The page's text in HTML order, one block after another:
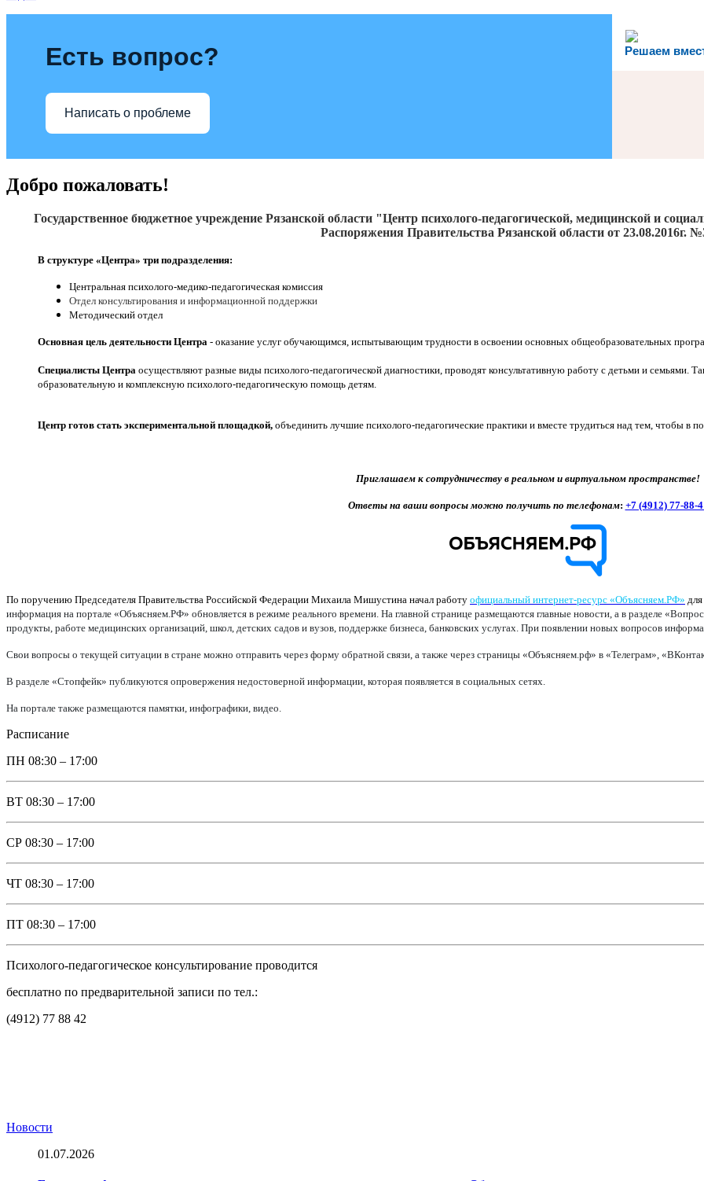
Решаем
Есть вопрос?
Написать о проблеме
Добро пожаловать!
Государственное бюджетное учреждение Рязанской области "Центр психолого-педагогической, медицинской и
Распоряжения Правительства Рязанской области от 23.08.2016г.
В структуре «Центра» три подразделения:
Центральная психолого-медико-педагогическая комиссия
Отдел консультирования и информационной поддержки
Методический отдел
Основная цель деятельности Центра - оказание услуг обучающимся, испытывающим трудности в освоении основных общеобразовательных
Специалисты Центра осуществляют разные виды психолого-педагогической диагностики, проводят консультативную работу с детьми и
образовательную и комплексную психолого-педагогическую помощь детям.
Центр готов стать экспериментальной площадкой, объединить лучшие психолого-педагогические практики и вместе трудиться над тем, чтобы в
Приглашаем к сотрудничеству в реальном и виртуальном пространстве!
Ответы на ваши вопросы можно получить по телефонам: +7 (4912) 77-88-
По поручению Председателя Правительства Российской Федерации Михаила Мишустина начал работу официальный интернет-ресурс «Объясняем.РФ»
информация на портале «Объясняем.РФ» обновляется в режиме реального времени. На главной странице размещаются главные новости, а в разделе
продукты, работе медицинских организаций, школ, детских садов и вузов, поддержке бизнеса, банковских услугах. При появлении новых вопросов
Свои вопросы о текущей ситуации в стране можно отправить через форму обратной связи, а также через страницы «Объясняем.рф» в «Телеграм»,
В разделе «Стопфейк» публикуются опровержения недостоверной информации, которая появляется в социальных сетях.
На портале также размещаются памятки, инфографики, видео.
Расписание
ПН 08:30 – 17:00
ВТ 08:30 – 17:00
СР 08:30 – 17:00
ЧТ 08:30 – 17:00
ПТ 08:30 – 17:00
Психолого-педагогическое консультирование проводится
бесплатно по предварительной записи по тел.:
(4912) 77 88 42
Новости
01.07.2026